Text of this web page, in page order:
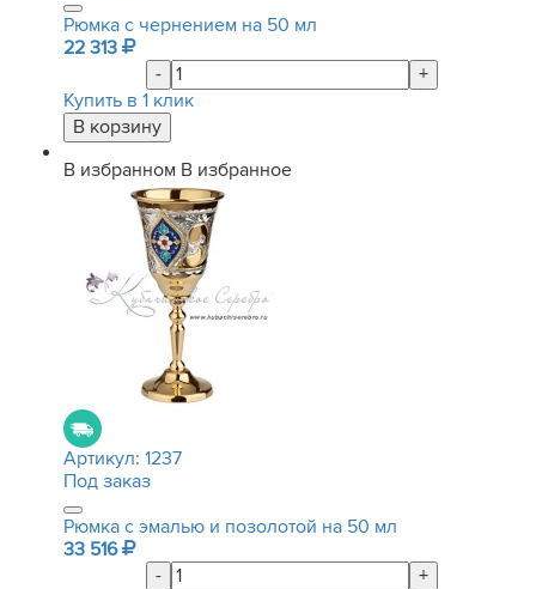
Рюмка с чернением на 50 мл
22 313
-
+
Купить в 1 клик
В избранном В избранное
Артикул: 1237
Под заказ
Рюмка с эмалью и позолотой на 50 мл
33 516
-
+